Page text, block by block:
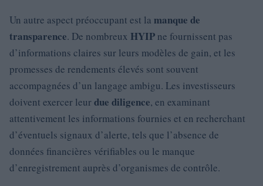
Un autre aspect préoccupant est la manque de
transparence. De nombreux HYIP ne fournissent pas
d’informations claires sur leurs modèles de gain, et les
promesses de rendements élevés sont souvent
accompagnées d’un langage ambigu. Les investisseurs
doivent exercer leurdue diligence, en examinant
attentivement les informations fournies et en recherchant
d’éventuels signaux d’alerte, tels que l’absence de
données financières vérifiables ou le manque
d’enregistrement auprès d’organismes de contrôle.